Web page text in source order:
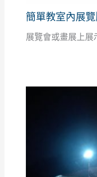
簡單教室內展
展覽會或畫展上展